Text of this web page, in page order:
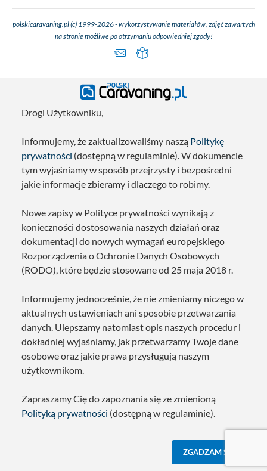
polskicaravaning.pl (c) 1999-2026 - wykorzystywanie materiałów, zdjęć zawartych
na stronie możliwe po otrzymaniu odpowiedniej zgody!
Drogi Użytkowniku,
Informujemy, że zaktualizowaliśmy naszą Politykę
prywatności (dostępną w regulaminie). W dokumencie
tym wyjaśniamy w sposób przejrzysty i bezpośredni
jakie informacje zbieramy i dlaczego to robimy.
Nowe zapisy w Polityce prywatności wynikają z
konieczności dostosowania naszych działań oraz
dokumentacji do nowych wymagań europejskiego
Rozporządzenia o Ochronie Danych Osobowych
(RODO), które będzie stosowane od 25 maja 2018 r.
Informujemy jednocześnie, że nie zmieniamy niczego w
aktualnych ustawieniach ani sposobie przetwarzania
danych. Ulepszamy natomiast opis naszych procedur i
dokładniej wyjaśniamy, jak przetwarzamy Twoje dane
osobowe oraz jakie prawa przysługują naszym
użytkownikom.
Zapraszamy Cię do zapoznania się ze zmienioną
Polityką prywatności (dostępną w regulaminie).
ZGADZAM SIĘ